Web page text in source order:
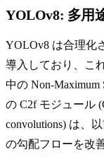
YOLOv8: 多用
YOLOv8 は合理化
導入しており、こ
中の Non-Maximum
の C2f モジュール
convolutions) は、
の勾配フローを改